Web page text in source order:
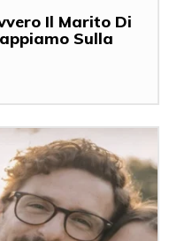
Il Marito Di
Sulla